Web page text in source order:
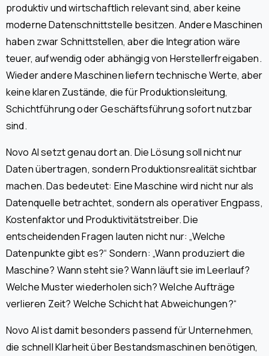
produktiv und wirtschaftlich relevant sind, aber keine
moderne Datenschnittstelle besitzen. Andere Maschinen
haben zwar Schnittstellen, aber die Integration wäre
teuer, aufwendig oder abhängig von Herstellerfreigaben.
Wieder andere Maschinen liefern technische Werte, aber
keine klaren Zustände, die für Produktionsleitung,
Schichtführung oder Geschäftsführung sofort nutzbar
sind.
Novo AI setzt genau dort an. Die Lösung soll nicht nur
Daten übertragen, sondern Produktionsrealität sichtbar
machen. Das bedeutet: Eine Maschine wird nicht nur als
Datenquelle betrachtet, sondern als operativer Engpass,
Kostenfaktor und Produktivitätstreiber. Die
entscheidenden Fragen lauten nicht nur: „Welche
Datenpunkte gibt es?“ Sondern: „Wann produziert die
Maschine? Wann steht sie? Wann läuft sie im Leerlauf?
Welche Muster wiederholen sich? Welche Aufträge
verlieren Zeit? Welche Schicht hat Abweichungen?“
Novo AI ist damit besonders passend für Unternehmen,
die schnell Klarheit über Bestandsmaschinen benötigen,